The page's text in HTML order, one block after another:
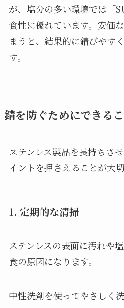
が、塩分の多い環境では「
食性に優れています。安価
まうと、結果的に錆びやす
す。
錆を防ぐためにできる
ステンレス製品を長持ちさ
イントを押さえることが大切
1. 定期的な清掃
ステンレスの表面に汚れや
食の原因になります。
中性洗剤を使ってやさしく